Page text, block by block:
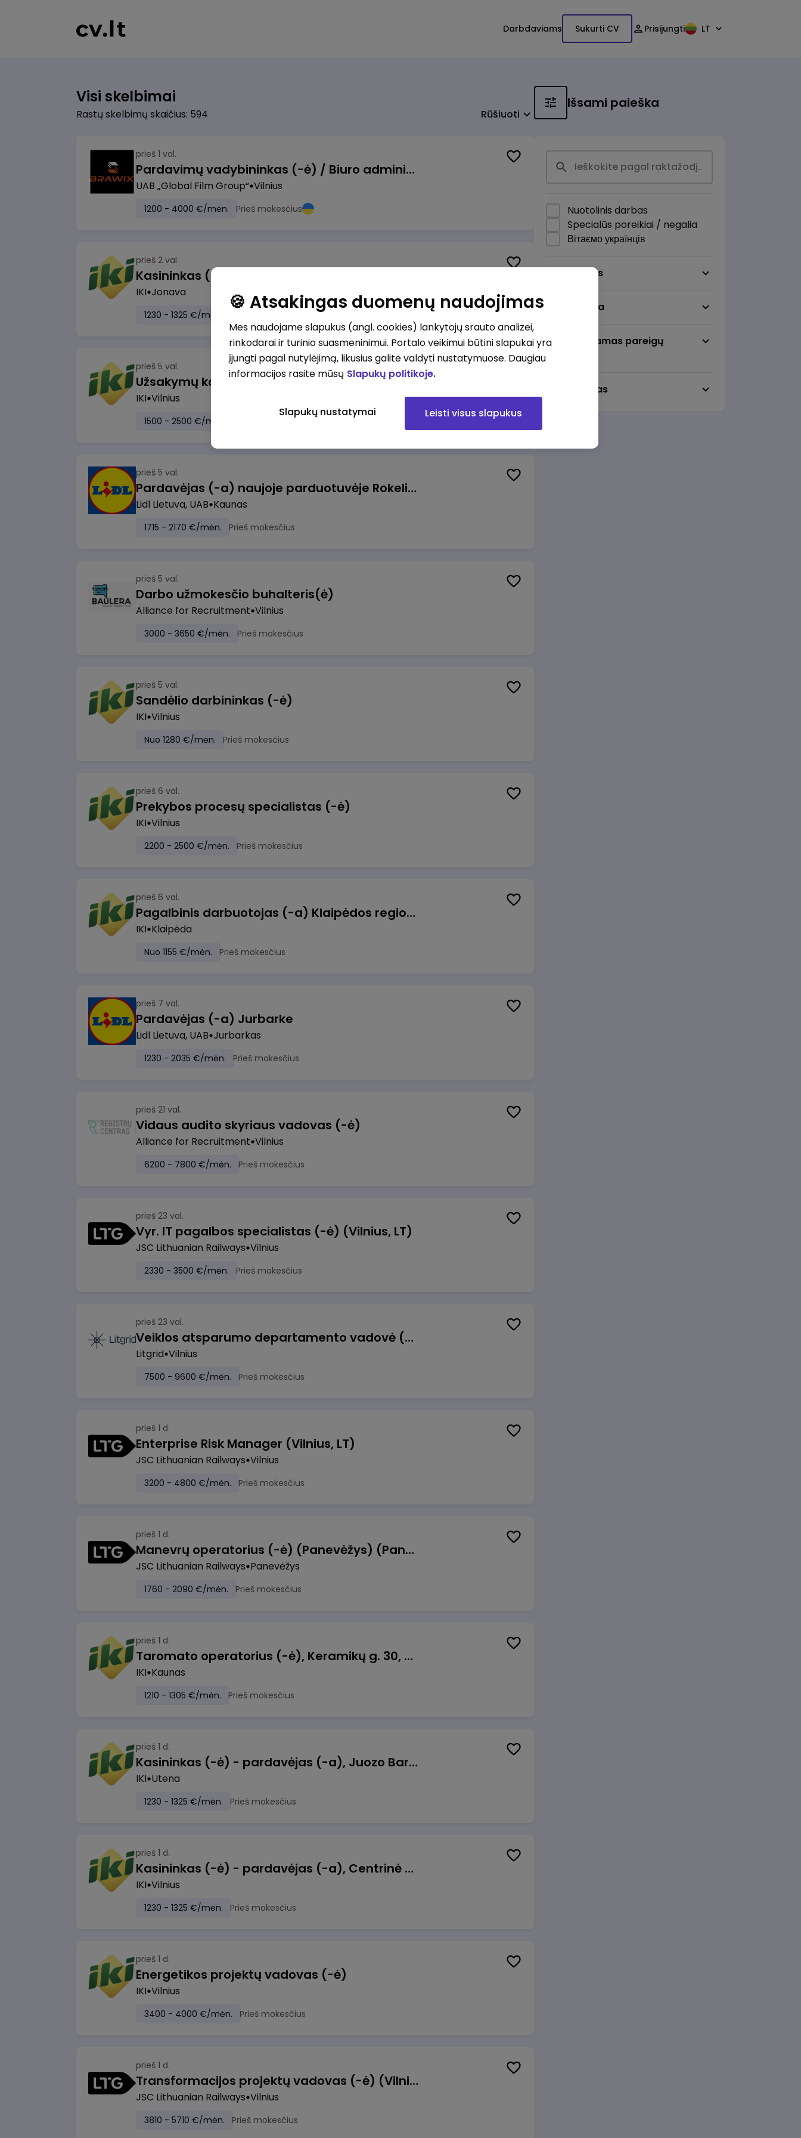
Darbdaviams Sukurti CV Prisijungti LT
Visi skelbimai
Rastų skelbimų skaičius: 594 Rūšiuoti
prieš 1 val.
Pardavimų vadybininkas (-ė) / Biuro administratorius (-ė) (B2B)
UAB „Global Film Group“ Vilnius
1200 - 4000 €/mėn. Prieš mokesčius
prieš 2 val.
IKI Jonava
1230 - 1325 €/mėn.
prieš 5 val.
Užsakymų komplektuotojas (-a) Vilniuje (Gariūnai)
IKI Vilnius
1500 - 2500 €/mėn. Prieš mokesčius
prieš 5 val.
Pardavėjas (-a) naujoje parduotuvėje Rokeliuose (NEMOKAMAS TRANSPORTAS)
Lidl Lietuva, UAB Kaunas
1715 - 2170 €/mėn. Prieš mokesčius
prieš 5 val.
Darbo užmokesčio buhalteris(ė)
Alliance for Recruitment Vilnius
3000 - 3650 €/mėn. Prieš mokesčius
prieš 5 val.
Sandėlio darbininkas (-ė)
IKI Vilnius
Nuo 1280 €/mėn. Prieš mokesčius
prieš 6 val.
Prekybos procesų specialistas (-ė)
IKI Vilnius
2200 - 2500 €/mėn. Prieš mokesčius
prieš 6 val.
Pagalbinis darbuotojas (-a) Klaipėdos regioninėje kepykloje (indų plovime)
IKI Klaipėda
Nuo 1155 €/mėn. Prieš mokesčius
prieš 7 val.
Pardavėjas (-a) Jurbarke
Lidl Lietuva, UAB Jurbarkas
1230 - 2035 €/mėn. Prieš mokesčius
prieš 21 val.
Vidaus audito skyriaus vadovas (-ė)
Alliance for Recruitment Vilnius
6200 - 7800 €/mėn. Prieš mokesčius
prieš 23 val.
Vyr. IT pagalbos specialistas (-ė) (Vilnius, LT)
JSC Lithuanian Railways Vilnius
2330 - 3500 €/mėn. Prieš mokesčius
prieš 23 val.
Veiklos atsparumo departamento vadovė (-as)
Litgrid Vilnius
7500 - 9600 €/mėn. Prieš mokesčius
prieš 1 d.
Enterprise Risk Manager (Vilnius, LT)
JSC Lithuanian Railways Vilnius
3200 - 4800 €/mėn. Prieš mokesčius
prieš 1 d.
Manevrų operatorius (-ė) (Panevėžys) (Panevėžys, LT)
JSC Lithuanian Railways Panevėžys
1760 - 2090 €/mėn. Prieš mokesčius
prieš 1 d.
Taromato operatorius (-ė), Keramikų g. 30, Neveronys
IKI Kaunas
1210 - 1305 €/mėn. Prieš mokesčius
prieš 1 d.
Kasininkas (-ė) - pardavėjas (-a), Juozo Bartašiaus g. 1, Utena
IKI Utena
1230 - 1325 €/mėn. Prieš mokesčius
prieš 1 d.
Kasininkas (-ė) - pardavėjas (-a), Centrinė g. 62, Galgiai
IKI Vilnius
1230 - 1325 €/mėn. Prieš mokesčius
prieš 1 d.
Energetikos projektų vadovas (-ė)
IKI Vilnius
3400 - 4000 €/mėn. Prieš mokesčius
prieš 1 d.
Transformacijos projektų vadovas (-ė) (Vilnius, LT)
JSC Lithuanian Railways Vilnius
3810 - 5710 €/mėn. Prieš mokesčius
Išsami paieška
Nuotolinis darbas
Specialūs poreikiai / negalia
Вітаємо українців
Darbo sritis
Darbo vieta
Pageidaujamas pareigų
Darbo laikas
🍪 Atsakingas duomenų naudojimas
Mes naudojame slapukus (angl. cookies) lankytojų srauto analizei,
rinkodarai ir turinio suasmeninimui. Portalo veikimui būtini slapukai yra
įjungti pagal nutylėjimą, likusius galite valdyti nustatymuose. Daugiau
informacijos rasite mūsų Slapukų politikoje.
Slapukų nustatymai Leisti visus slapukus